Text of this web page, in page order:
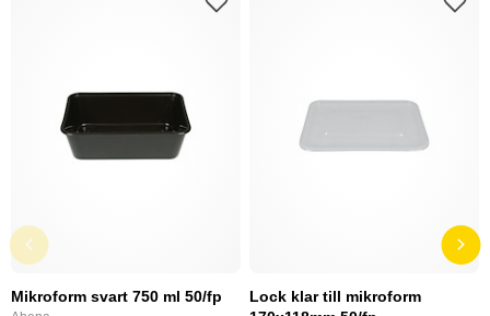
Mikroform svart 750 ml 50/fp
Lock klar till mikroform